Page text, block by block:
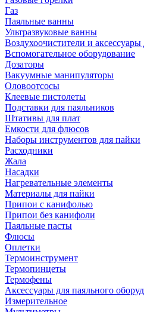
Газ
Паяльные ванны
Ультразвуковые ванны
Воздухоочистители и
Вспомогательное оборудование
Дозаторы
Вакуумные манипуляторы
Оловоотсосы
Клеевые пистолеты
Подставки для паяльников
Штативы для плат
Емкости для флюсов
Наборы инструментов для пайки
Расходники
Жала
Насадки
Нагревательные элементы
Материалы для пайки
Припои с канифолью
Припои без канифоли
Паяльные пасты
Флюсы
Оплетки
Термоинструмент
Термопинцеты
Термофены
Аксессуары для паяльного
Измерительное